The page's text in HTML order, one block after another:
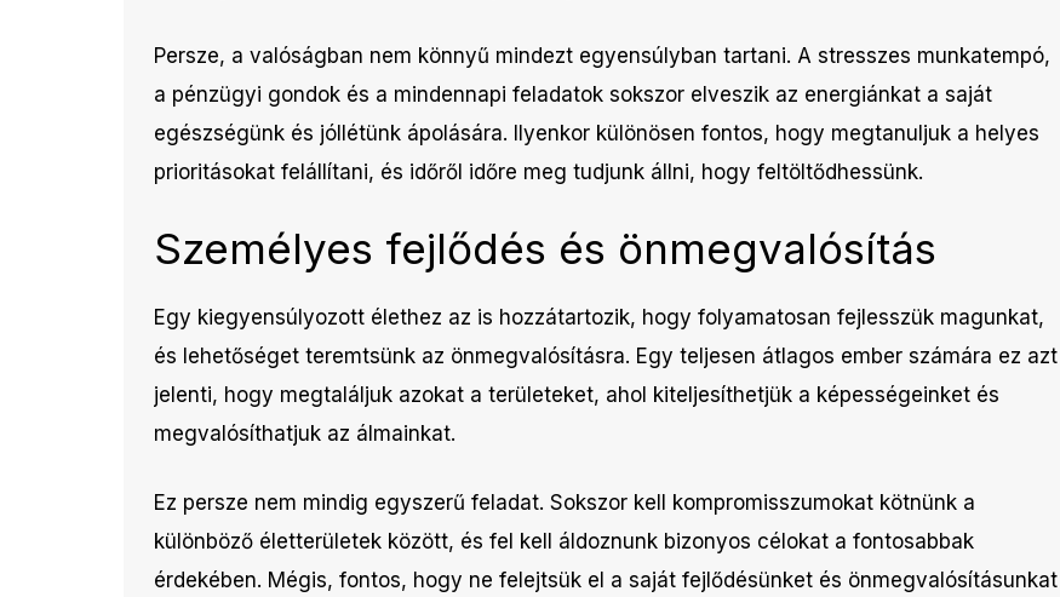
Persze, a valóságban nem könnyű mindezt egyensúlyban tartani. A stresszes munkatempó,
a pénzügyi gondok és a mindennapi feladatok sokszor elveszik az energiánkat a saját
egészségünk és jóllétünk ápolására. Ilyenkor különösen fontos, hogy megtanuljuk a helyes
prioritásokat felállítani, és időről időre meg tudjunk állni, hogy feltöltődhessünk.
Személyes fejlődés és önmegvalósítás
Egy kiegyensúlyozott élethez az is hozzátartozik, hogy folyamatosan fejlesszük magunkat,
és lehetőséget teremtsünk az önmegvalósításra. Egy teljesen átlagos ember számára ez azt
jelenti, hogy megtaláljuk azokat a területeket, ahol kiteljesíthetjük a képességeinket és
megvalósíthatjuk az álmainkat.
Ez persze nem mindig egyszerű feladat. Sokszor kell kompromisszumokat kötnünk a
különböző életterületek között, és fel kell áldoznunk bizonyos célokat a fontosabbak
érdekében. Mégis, fontos, hogy ne felejtsük el a saját fejlődésünket és önmegvalósításunkat